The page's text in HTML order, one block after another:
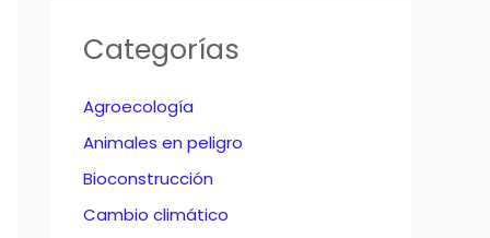
Categorías
Agroecología
Animales en peligro
Bioconstrucción
Cambio climático